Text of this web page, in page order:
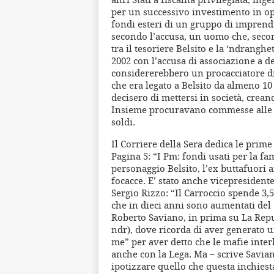
per un successivo investimento in
fondi esteri di un gruppo di
secondo l’accusa, un uomo che,
tra il tesoriere Belsito e la
2002 con l’accusa di associazione
considererebbero un procacciatore
che era legato a Belsito da almeno
decisero di mettersi in società,
Insieme procuravano commesse
soldi.
Il Corriere della Sera dedica le
Pagina 5: “I Pm: fondi usati per la
personaggio Belsito, l’ex buttafuori
focacce. E’ stato anche
Sergio Rizzo: “Il Carroccio spende
che in dieci anni sono aumentati del
Roberto Saviano, in prima su La
ndr), dove ricorda di aver generato
me” per aver detto che le mafie
anche con la Lega. Ma – scrive
ipotizzare quello che questa